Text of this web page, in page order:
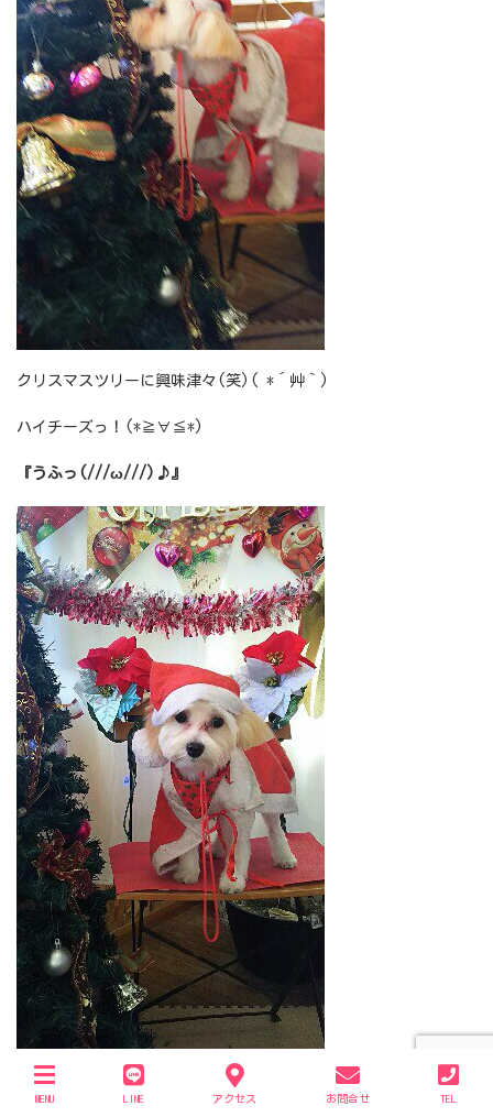
クリスマスツリーに興味津々(笑)( *´艸｀)
ハイチーズっ！(*≧∀≦*)
『うふっ(///ω///)♪』
よくできましたぁ～(о´∀`о)
MENU LINE アクセス お問合せ TEL